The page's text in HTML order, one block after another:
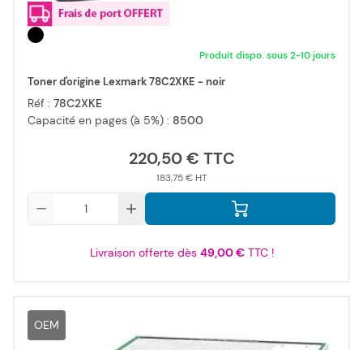
Produit dispo. sous 2-10 jours
Toner d'origine Lexmark 78C2XKE - noir
Réf : 78C2XKE
Capacité en pages (à 5%) : 8500
220,50 €
183,75 €
Livraison offerte dès 49,00 €TTC !
OEM